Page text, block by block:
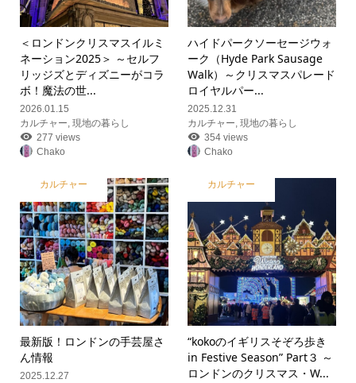
＜ロンドンクリスマスイルミ
ネーション2025＞ ～セルフ
リッジズとディズニーがコラ
ボ！魔法の世...
2026.01.15
カルチャー 現地の暮らし
277 views
Chako
ハイドパークソーセージウォ
ーク（Hyde Park Sausage
Walk）～クリスマスパレード
ロイヤルパー...
2025.12.31
カルチャー ,現地の暮らし
354 views
Chako
カルチャー
最新版！ロンドンの手芸屋さ
ん情報
2025.12.27
カルチャー
“kokoのイギリスそぞろ歩き
in Festive Season” Part３ ～
ロンドンのクリスマス・W...